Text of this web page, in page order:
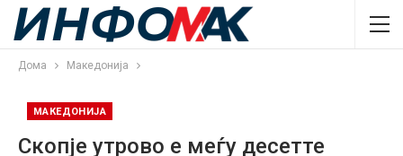
Дома Македонија
МАКЕДОНИЈА
Скопје утрово е меѓу десетте